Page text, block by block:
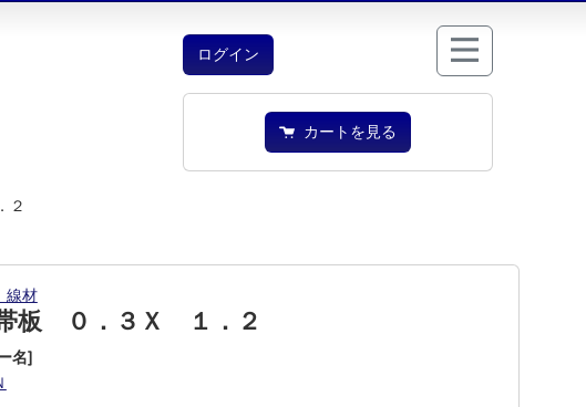
ログイン
カートを見る
２
線材
板 ０．３Ｘ １．２
名]